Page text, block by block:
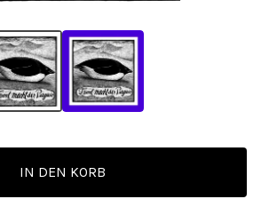
IN DEN KORB